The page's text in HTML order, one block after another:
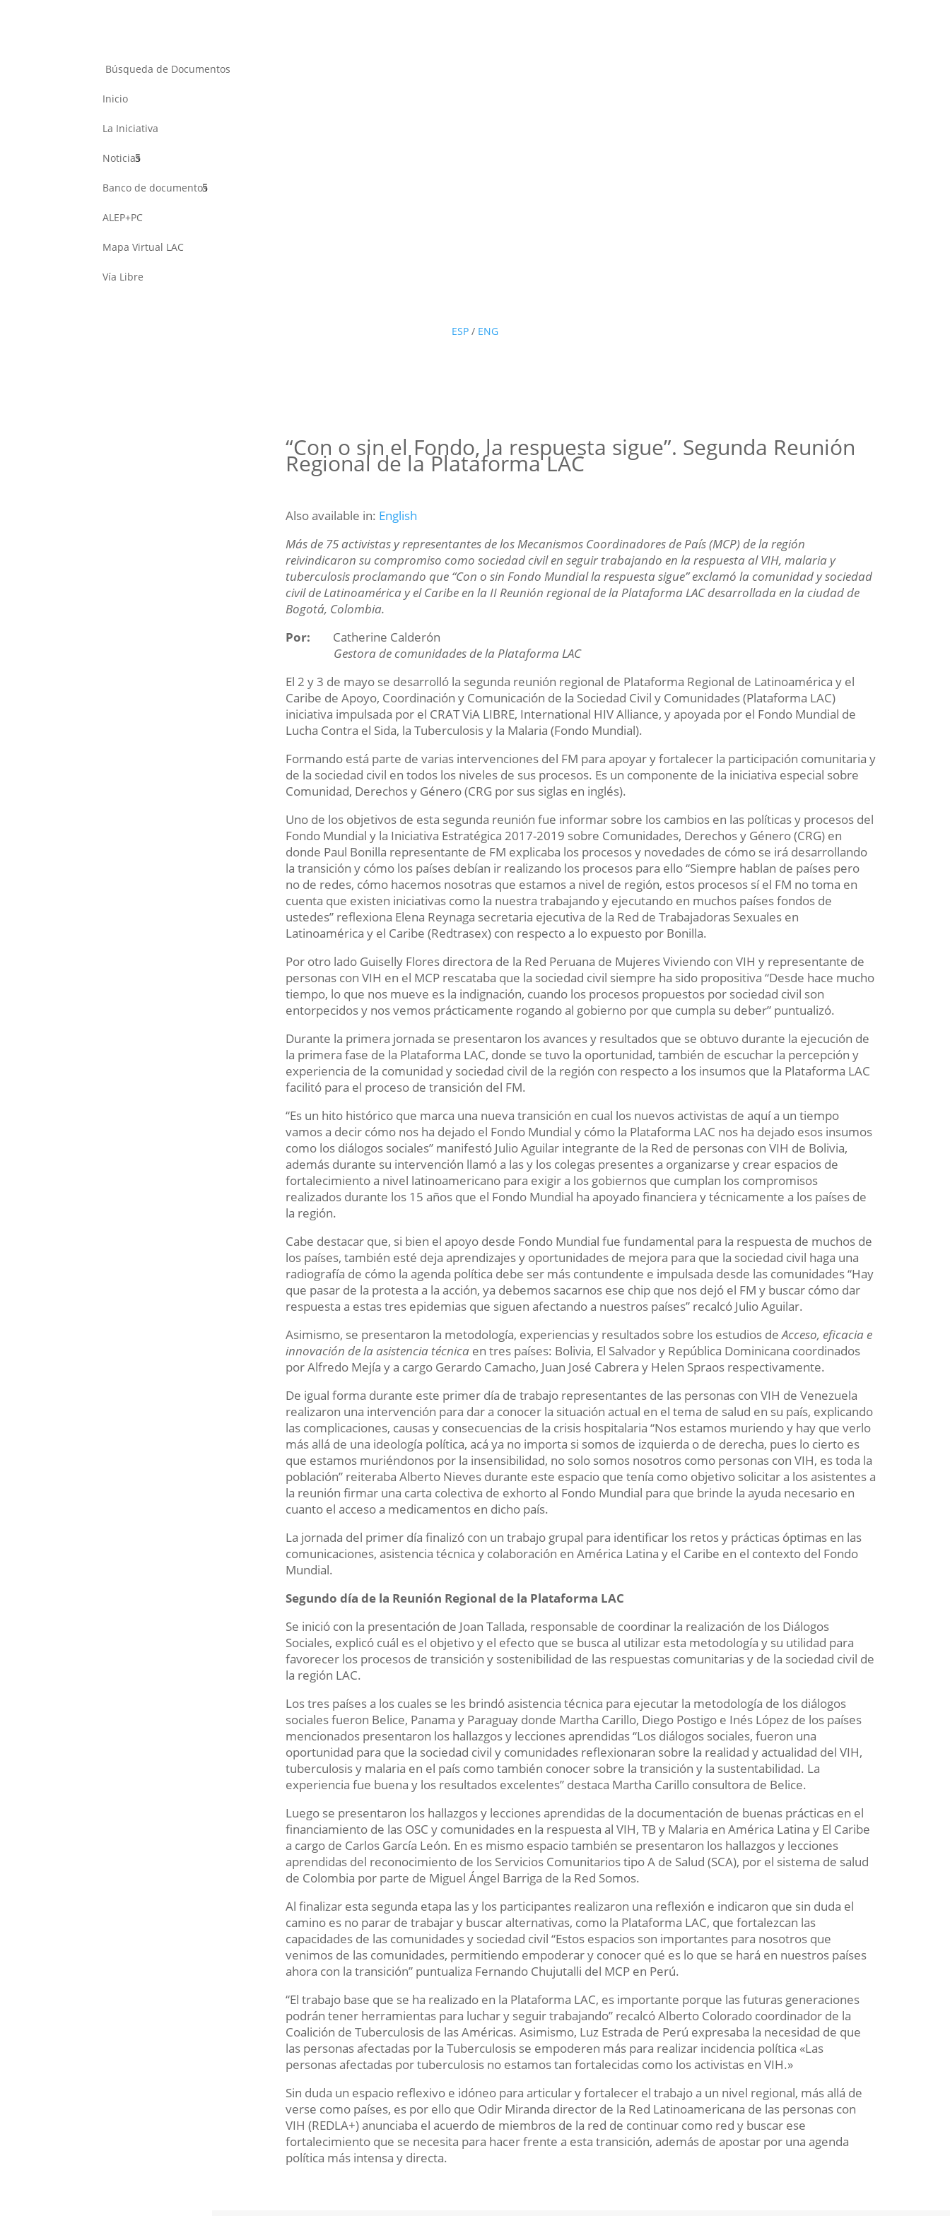
Búsqueda de Documentos
Inicio
La Iniciativa
Noticias
Banco de documentos
ALEP+PC
Mapa Virtual LAC
Vía Libre
ESP / ENG
“Con o sin el Fondo, la respuesta sigue”. Segunda Reunión
Regional de la Plataforma LAC
Also available in: English
Más de 75 activistas y representantes de los Mecanismos Coordinadores de País (MCP) de la región
reivindicaron su compromiso como sociedad civil en seguir trabajando en la respuesta al VIH, malaria y
tuberculosis proclamando que “Con o sin Fondo Mundial la respuesta sigue” exclamó la comunidad y sociedad
civil de Latinoamérica y el Caribe en la II Reunión regional de la Plataforma LAC desarrollada en la ciudad de
Bogotá, Colombia.
Por: Catherine Calderón
Gestora de comunidades de la Plataforma LAC
El 2 y 3 de mayo se desarrolló la segunda reunión regional de Plataforma Regional de Latinoamérica y el
Caribe de Apoyo, Coordinación y Comunicación de la Sociedad Civil y Comunidades (Plataforma LAC)
iniciativa impulsada por el CRAT ViA LIBRE, International HIV Alliance, y apoyada por el Fondo Mundial de
Lucha Contra el Sida, la Tuberculosis y la Malaria (Fondo Mundial).
Formando está parte de varias intervenciones del FM para apoyar y fortalecer la participación comunitaria y
de la sociedad civil en todos los niveles de sus procesos. Es un componente de la iniciativa especial sobre
Comunidad, Derechos y Género (CRG por sus siglas en inglés).
Uno de los objetivos de esta segunda reunión fue informar sobre los cambios en las políticas y procesos del
Fondo Mundial y la Iniciativa Estratégica 2017-2019 sobre Comunidades, Derechos y Género (CRG) en
donde Paul Bonilla representante de FM explicaba los procesos y novedades de cómo se irá desarrollando
la transición y cómo los países debían ir realizando los procesos para ello “Siempre hablan de países pero
no de redes, cómo hacemos nosotras que estamos a nivel de región, estos procesos sí el FM no toma en
cuenta que existen iniciativas como la nuestra trabajando y ejecutando en muchos países fondos de
ustedes” reflexiona Elena Reynaga secretaria ejecutiva de la Red de Trabajadoras Sexuales en
Latinoamérica y el Caribe (Redtrasex) con respecto a lo expuesto por Bonilla.
Por otro lado Guiselly Flores directora de la Red Peruana de Mujeres Viviendo con VIH y representante de
personas con VIH en el MCP rescataba que la sociedad civil siempre ha sido propositiva “Desde hace mucho
tiempo, lo que nos mueve es la indignación, cuando los procesos propuestos por sociedad civil son
entorpecidos y nos vemos prácticamente rogando al gobierno por que cumpla su deber” puntualizó.
Durante la primera jornada se presentaron los avances y resultados que se obtuvo durante la ejecución de
la primera fase de la Plataforma LAC, donde se tuvo la oportunidad, también de escuchar la percepción y
experiencia de la comunidad y sociedad civil de la región con respecto a los insumos que la Plataforma LAC
facilitó para el proceso de transición del FM.
“Es un hito histórico que marca una nueva transición en cual los nuevos activistas de aquí a un tiempo
vamos a decir cómo nos ha dejado el Fondo Mundial y cómo la Plataforma LAC nos ha dejado esos insumos
como los diálogos sociales” manifestó Julio Aguilar integrante de la Red de personas con VIH de Bolivia,
además durante su intervención llamó a las y los colegas presentes a organizarse y crear espacios de
fortalecimiento a nivel latinoamericano para exigir a los gobiernos que cumplan los compromisos
realizados durante los 15 años que el Fondo Mundial ha apoyado financiera y técnicamente a los países de
la región.
Cabe destacar que, si bien el apoyo desde Fondo Mundial fue fundamental para la respuesta de muchos de
los países, también esté deja aprendizajes y oportunidades de mejora para que la sociedad civil haga una
radiografía de cómo la agenda política debe ser más contundente e impulsada desde las comunidades “Hay
que pasar de la protesta a la acción, ya debemos sacarnos ese chip que nos dejó el FM y buscar cómo dar
respuesta a estas tres epidemias que siguen afectando a nuestros países” recalcó Julio Aguilar.
Asimismo, se presentaron la metodología, experiencias y resultados sobre los estudios deAcceso, eficacia e
innovación de la asistencia técnica en tres países: Bolivia, El Salvador y República Dominicana coordinados
por Alfredo Mejía y a cargo Gerardo Camacho, Juan José Cabrera y Helen Spraos respectivamente.
De igual forma durante este primer día de trabajo representantes de las personas con VIH de Venezuela
realizaron una intervención para dar a conocer la situación actual en el tema de salud en su país, explicando
las complicaciones, causas y consecuencias de la crisis hospitalaria “Nos estamos muriendo y hay que verlo
más allá de una ideología política, acá ya no importa si somos de izquierda o de derecha, pues lo cierto es
que estamos muriéndonos por la insensibilidad, no solo somos nosotros como personas con VIH, es toda la
población” reiteraba Alberto Nieves durante este espacio que tenía como objetivo solicitar a los asistentes a
la reunión firmar una carta colectiva de exhorto al Fondo Mundial para que brinde la ayuda necesario en
cuanto el acceso a medicamentos en dicho país.
La jornada del primer día finalizó con un trabajo grupal para identificar los retos y prácticas óptimas en las
comunicaciones, asistencia técnica y colaboración en América Latina y el Caribe en el contexto del Fondo
Mundial.
Segundo día de la Reunión Regional de la Plataforma LAC
Se inició con la presentación de Joan Tallada, responsable de coordinar la realización de los Diálogos
Sociales, explicó cuál es el objetivo y el efecto que se busca al utilizar esta metodología y su utilidad para
favorecer los procesos de transición y sostenibilidad de las respuestas comunitarias y de la sociedad civil de
la región LAC.
Los tres países a los cuales se les brindó asistencia técnica para ejecutar la metodología de los diálogos
sociales fueron Belice, Panama y Paraguay donde Martha Carillo, Diego Postigo e Inés López de los países
mencionados presentaron los hallazgos y lecciones aprendidas “Los diálogos sociales, fueron una
oportunidad para que la sociedad civil y comunidades reflexionaran sobre la realidad y actualidad del VIH,
tuberculosis y malaria en el país como también conocer sobre la transición y la sustentabilidad. La
experiencia fue buena y los resultados excelentes” destaca Martha Carillo consultora de Belice.
Luego se presentaron los hallazgos y lecciones aprendidas de la documentación de buenas prácticas en el
financiamiento de las OSC y comunidades en la respuesta al VIH, TB y Malaria en América Latina y El Caribe
a cargo de Carlos García León. En es mismo espacio también se presentaron los hallazgos y lecciones
aprendidas del reconocimiento de los Servicios Comunitarios tipo A de Salud (SCA), por el sistema de salud
de Colombia por parte de Miguel Ángel Barriga de la Red Somos.
Al finalizar esta segunda etapa las y los participantes realizaron una reflexión e indicaron que sin duda el
camino es no parar de trabajar y buscar alternativas, como la Plataforma LAC, que fortalezcan las
capacidades de las comunidades y sociedad civil “Estos espacios son importantes para nosotros que
venimos de las comunidades, permitiendo empoderar y conocer qué es lo que se hará en nuestros países
ahora con la transición” puntualiza Fernando Chujutalli del MCP en Perú.
“El trabajo base que se ha realizado en la Plataforma LAC, es importante porque las futuras generaciones
podrán tener herramientas para luchar y seguir trabajando” recalcó Alberto Colorado coordinador de la
Coalición de Tuberculosis de las Américas. Asimismo, Luz Estrada de Perú expresaba la necesidad de que
las personas afectadas por la Tuberculosis se empoderen más para realizar incidencia política «Las
personas afectadas por tuberculosis no estamos tan fortalecidas como los activistas en VIH.»
Sin duda un espacio reflexivo e idóneo para articular y fortalecer el trabajo a un nivel regional, más allá de
verse como países, es por ello que Odir Miranda director de la Red Latinoamericana de las personas con
VIH (REDLA+) anunciaba el acuerdo de miembros de la red de continuar como red y buscar ese
fortalecimiento que se necesita para hacer frente a esta transición, además de apostar por una agenda
política más intensa y directa.